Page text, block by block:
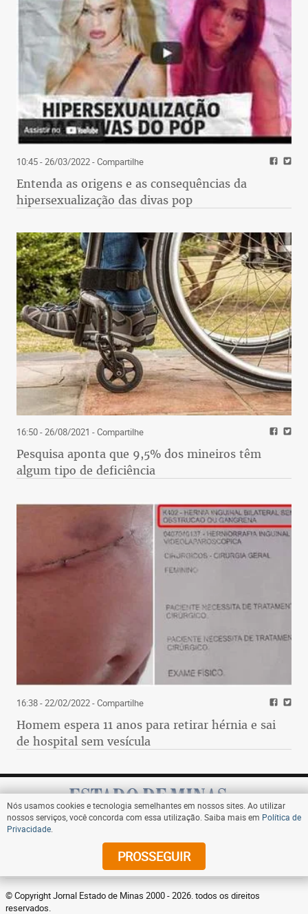
10:45 - 26/03/2022- Compartilhe
Entenda as origens e as consequências da
hipersexualização das divas pop
16:50 - 26/08/2021 - Compartilhe
Pesquisa aponta que 9,5% dos mineiros têm
algum tipo de deficiência
16:38 - 22/02/2022- Compartilhe
Homem espera 11 anos para retirar hérnia e sai
de hospital sem vesícula
Assine
© Copyright Jornal Estado de Minas 2000 - 2026. todos os direitos
reservados.
Nós usamos cookies e tecnologia semelhantes em nossos sites. Ao utilizar
nossos serviços, você concorda com essa utilização. Saiba mais em Política de
Privacidade
PROSSEGUIR